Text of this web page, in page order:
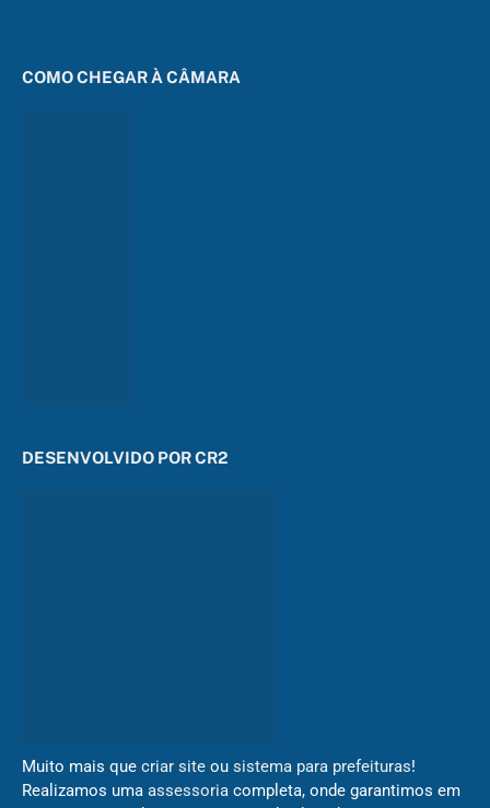
COMO CHEGAR À CÂMARA
DESENVOLVIDO POR CR2
Muito mais que criar site ou sistema para prefeituras!
Realizamos uma assessoria completa, onde garantimos em